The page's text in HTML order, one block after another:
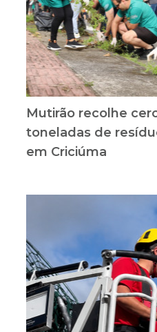
Mutirão recolhe
toneladas de
em Criciúma